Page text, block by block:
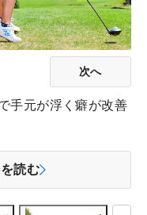
次へ
手元が浮く癖が改善
読む